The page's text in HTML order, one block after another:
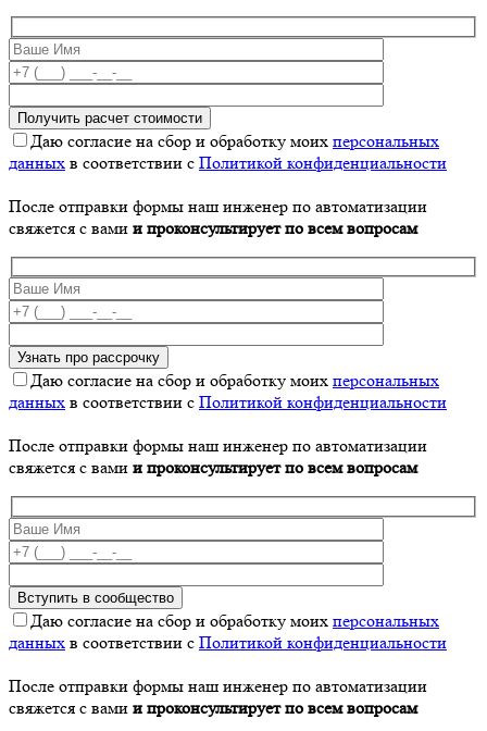
Даю согласие на сбор и обработку моих персональных
данных в соответствии с Политикой конфиденциальности
После отправки формы наш инженер по автоматизации
свяжется с вами и проконсультирует по всем вопросам
Даю согласие на сбор и обработку моих персональных
данных в соответствии с Политикой конфиденциальности
После отправки формы наш инженер по автоматизации
свяжется с вами и проконсультирует по всем вопросам
Даю согласие на сбор и обработку моих персональных
данных в соответствии с Политикой конфиденциальности
После отправки формы наш инженер по автоматизации
свяжется с вами и проконсультирует по всем вопросам